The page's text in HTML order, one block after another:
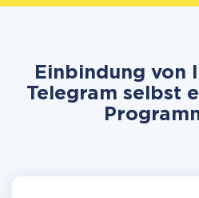
Einbindung von
Telegram selbst